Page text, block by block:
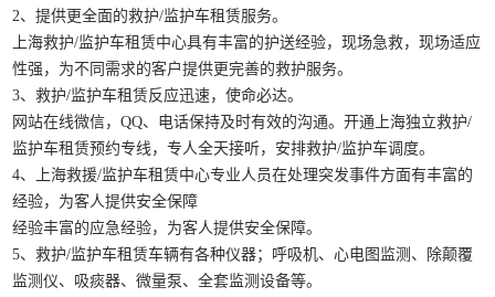
2、提供更全面的救护/监护车租赁服务。
上海救护/监护车租赁中心具有丰富的护送经验，现场急救，现场适应
性强，为不同需求的客户提供更完善的救护服务。
3、救护/监护车租赁反应迅速，使命必达。
网站在线微信，QQ、电话保持及时有效的沟通。开通上海独立救护/
监护车租赁预约专线，专人全天接听，安排救护/监护车调度。
4、上海救援/监护车租赁中心专业人员在处理突发事件方面有丰富的
经验，为客人提供安全保障
经验丰富的应急经验，为客人提供安全保障。
5、救护/监护车租赁车辆有各种仪器；呼吸机、心电图监测、除颠覆
监测仪、吸痰器、微量泵、全套监测设备等。